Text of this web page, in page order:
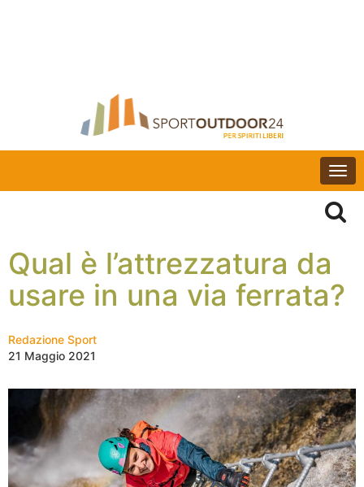
Qual è l’attrezzatura da
usare in una via ferrata?
Redazione Sport
21 Maggio 2021